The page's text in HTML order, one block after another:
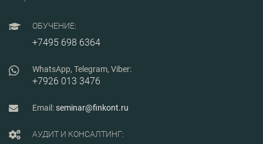
ОБУЧЕНИЕ:
+7495 698 6364
WhatsApp, Telegram, Viber:
+7926 013 3476
Email:seminar@finkont.ru
АУДИТ И КОНСАЛТИНГ: